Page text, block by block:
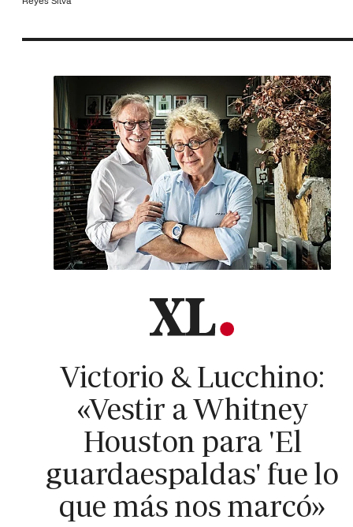
Victorio & Lucchino:
«Vestir a Whitney
Houston para 'El
guardaespaldas' fue lo
que más nos marcó»